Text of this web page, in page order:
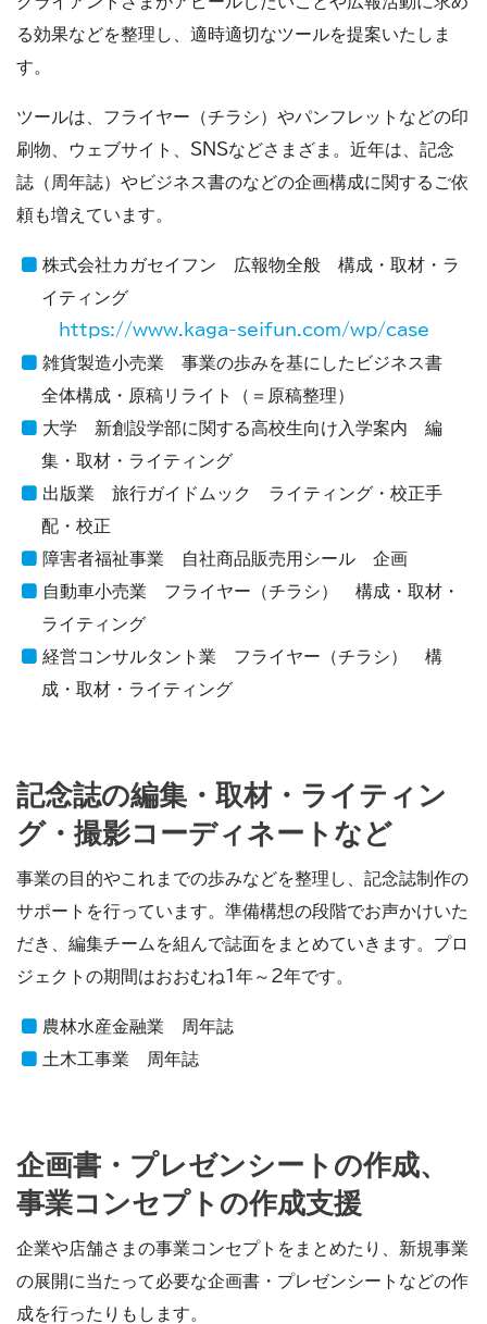
る効果などを整理し、適時適切なツールを提案いたしま
す。
ツールは、フライヤー（チラシ）やパンフレットなどの印
刷物、ウェブサイト、SNSなどさまざま。近年は、記念
誌（周年誌）やビジネス書のなどの企画構成に関するご依
頼も増えています。
株式会社カガセイフン 広報物全般 構成・取材・ラ
イティング
https://www.kaga-seifun.com/wp/case
雑貨製造小売業 事業の歩みを基にしたビジネス書
全体構成・原稿リライト（＝原稿整理）
大学 新創設学部に関する高校生向け入学案内 編
集・取材・ライティング
出版業 旅行ガイドムック ライティング・校正手
配・校正
障害者福祉事業 自社商品販売用シール 企画
自動車小売業 フライヤー（チラシ） 構成・取材・
ライティング
経営コンサルタント業 フライヤー（チラシ） 構
成・取材・ライティング
記念誌の編集・取材・ライティン
グ・撮影コーディネートなど
事業の目的やこれまでの歩みなどを整理し、記念誌制作の
サポートを行っています。準備構想の段階でお声かけいた
だき、編集チームを組んで誌面をまとめていきます。プロ
ジェクトの期間はおおむね1年～2年です。
農林水産金融業 周年誌
土木工事業 周年誌
企画書・プレゼンシートの作成、
事業コンセプトの作成支援
企業や店舗さまの事業コンセプトをまとめたり、新規事業
の展開に当たって必要な企画書・プレゼンシートなどの作
成を行ったりもします。